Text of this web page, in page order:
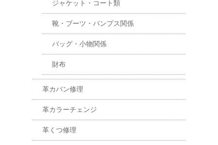
ジャケット・コート類
靴・ブーツ・パンプス関係
バッグ・小物関係
財布
革カバン修理
革カラーチェンジ
革くつ修理